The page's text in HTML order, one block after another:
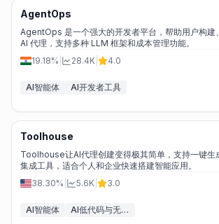
AgentOps
AgentOps 是一个强大的开发者平台，帮助用户构建
AI 代理，支持多种 LLM 框架和成本管理功能。
19.18%
28.4K 4.0
AI智能体 AI开发者工具
Toolhouse
Toolhouse让AI代理创建变得极其简单，支持一键生
集成工具，适合个人和企业快速搭建智能应用。
38.30%
5.6K 3.0
AI智能体 AI低代码与无代码工具